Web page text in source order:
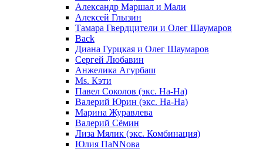
Александр Маршал и Мали
Алексей Глызин
Тамара Гвердцители и Олег Шаумаров
Back
Диана Гурцкая и Олег Шаумаров
Сергей Любавин
Анжелика Агурбаш
Ms. Кэти
Павел Соколов (экс. На-На)
Валерий Юрин (экс. На-На)
Марина Журавлева
Валерий Сёмин
Лиза Мялик (экс. Комбинация)
Юлия ПаNNова